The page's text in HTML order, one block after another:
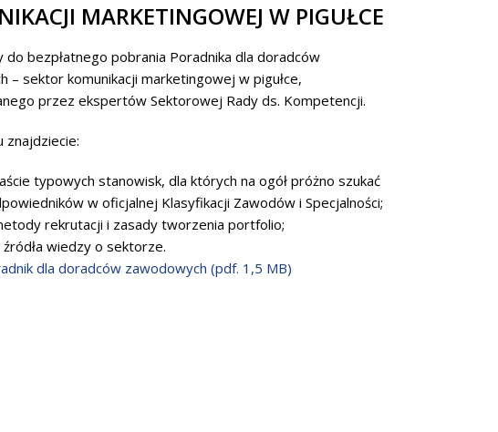
MARKETINGOWEJ W PIGUŁCE
do bezpłatnego pobrania Poradnika dla doradców
– sektor komunikacji marketingowej w pigułce,
przez ekspertów Sektorowej Rady ds. Kompetencji.
znajdziecie:
typowych stanowisk, dla których na ogół próżno szukać
w oficjalnej Klasyfikacji Zawodów i Specjalności;
rekrutacji i zasady tworzenia portfolio;
wiedzy o sektorze.
dla doradców zawodowych (pdf. 1,5 MB)